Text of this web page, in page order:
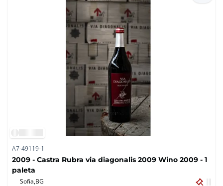
A7-49119-1
2009 - Castra Rubra via diagonalis 2009 Wino 2009 - 1
paleta
Sofia,BG